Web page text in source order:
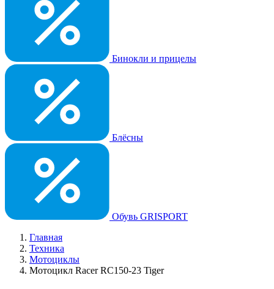
Бинокли и прицелы
Блёсны
Обувь GRISPORT
Главная
Техника
Мотоциклы
Мотоцикл Racer RC150-23 Tiger